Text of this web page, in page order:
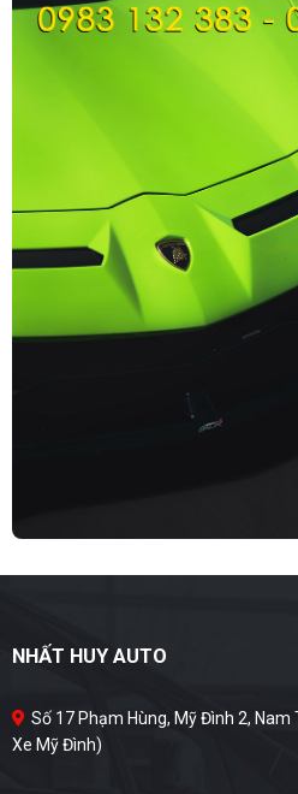
NHẤT HUY AUTO
Số 17 Phạm Hùng, Mỹ Đình 2, Nam
Xe Mỹ Đình)